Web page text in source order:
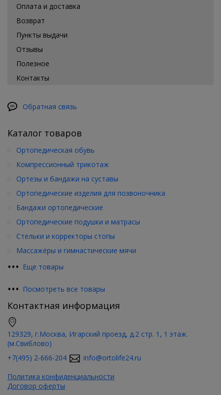
Оплата и доставка
Возврат
Пункты выдачи
Отзывы
Полезное
Контакты
Обратная связь
Каталог товаров
••• Еще товары
Ортопедическая обувь
Компрессионный трикотаж
Ортезы и бандажи на суставы
Ортопедические изделия для позвоночника
Бандажи ортопедические
Ортопедические подушки и матрасы
Стельки и корректоры стопы
Массажёры и гимнастические мячи
••• Посмотреть все товары
Контактная информация
129329, г.Москва, Игарский проезд, д.2 стр. 1, 1 этаж.
(м.Свиблово)
+7(495) 2-666-204
info@ortolife24.ru
Политика конфиденциальности
Договор оферты